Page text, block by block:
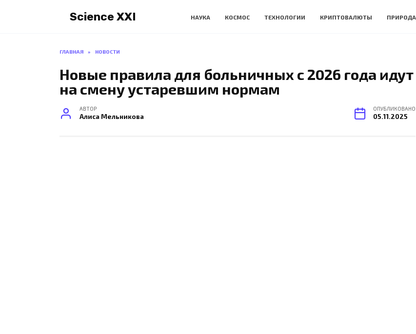
Science XXI НАУКА КОСМОС ТЕХНОЛОГИИ КРИПТОВАЛЮТЫ ПРИРОДА
ГЛАВНАЯ » НОВОСТИ
Новые правила для больничных с 2026 года идут
на смену устаревшим нормам
АВТОР
Алиса Мельникова
ОПУБЛИКОВАНО
05.11.2025